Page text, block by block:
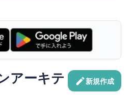
アーキテ
新規作成